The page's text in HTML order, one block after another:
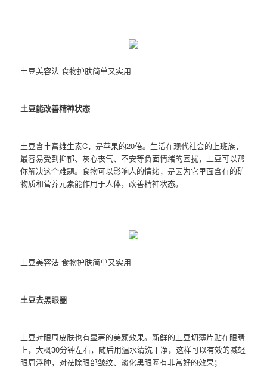
土豆美容法 食物护肤简单又实用
土豆能改善精神状态
土豆含丰富维生素C，是苹果的20倍。生活在现代社会的上班族，
最容易受到抑郁、灰心丧气、不安等负面情绪的困扰，土豆可以帮
你解决这个难题。食物可以影响人的情绪，是因为它里面含有的矿
物质和营养元素能作用于人体，改善精神状态。
土豆美容法 食物护肤简单又实用
土豆去黑眼圈
土豆对眼周皮肤也有显著的美颜效果。新鲜的土豆切薄片贴在眼睛
上，大概30分钟左右，随后用温水清洗干净，这样可以有效的减轻
眼周浮肿，对祛除眼部皱纹、淡化黑眼圈有非常好的效果；